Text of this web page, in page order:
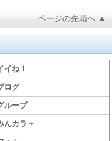
ページの先頭へ ▲
イね！
ログ
ループ
んカラ＋